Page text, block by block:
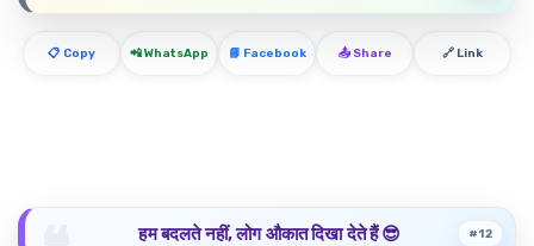
📋 Copy 📲 WhatsApp 📘 Facebook 📤 Share 🔗 Link
हम बदलते नहीं, लोग औकात दिखा देते हैं 😎 #12